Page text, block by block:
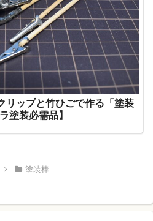
リップと竹ひごで作る「塗装
塗装必需品】
塗装棒